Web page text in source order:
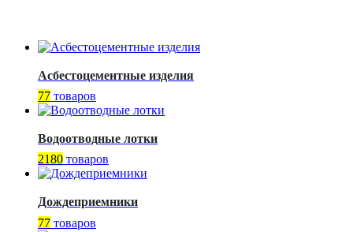
Асбестоцементные изделия
77 товаров
Водоотводные лотки
2180 товаров
Дождеприемники
77 товаров